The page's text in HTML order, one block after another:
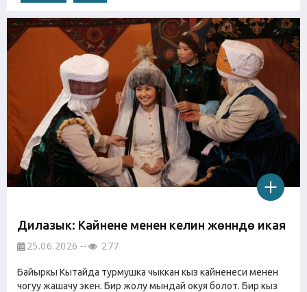
Дилазык: Кайнене менен келин жөнүндө икая
25.06.2026 277
Байыркы Кытайда турмушка чыккан кыз кайненеси менен
чогуу жашачу экен. Бир жолу мындай окуя болот. Бир кыз